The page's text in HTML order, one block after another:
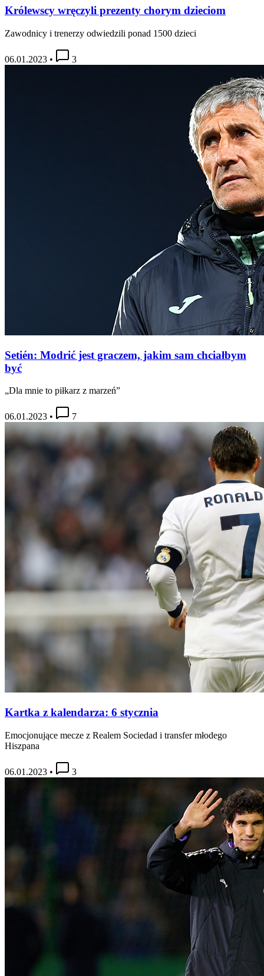
Królewscy wręczyli prezenty chorym dzieciom
Zawodnicy i trenerzy odwiedzili ponad 1500 dzieci
06.01.2023 • 3
Setién: Modrić jest graczem, jakim sam chciałbym
być
„Dla mnie to piłkarz z marzeń”
06.01.2023 • 7
Kartka z kalendarza: 6 stycznia
Emocjonujące mecze z Realem Sociedad i transfer młodego
Hiszpana
06.01.2023 • 3